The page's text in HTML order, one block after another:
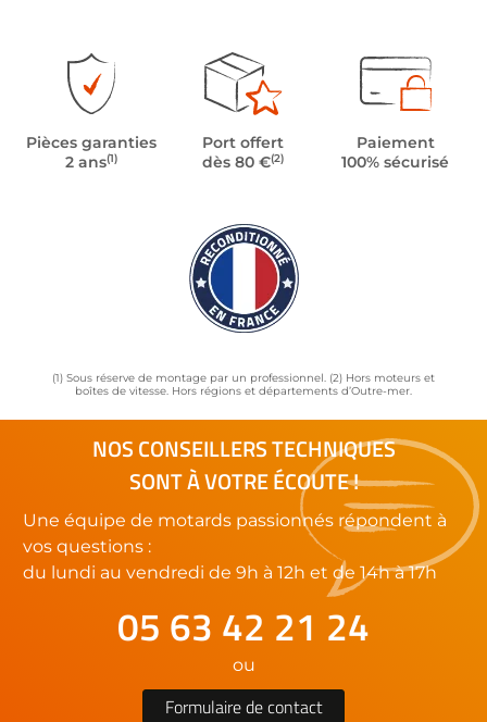
Pièces garanties
2 ans(1)
Port offert
dès 80 €(2)
Paiement
100% sécurisé
(1) Sous réserve de montage par un professionnel. (2) Hors moteurs et
boîtes de vitesse. Hors régions et départements d’Outre-mer.
NOS CONSEILLERS TECHNIQUES
SONT À VOTRE ÉCOUTE !
Une équipe de motards passionnés répondent à
vos questions :
du lundi au vendredi de 9h à 12h et de 14h à 17h
05 63 42 21 24
ou
Formulaire de contact